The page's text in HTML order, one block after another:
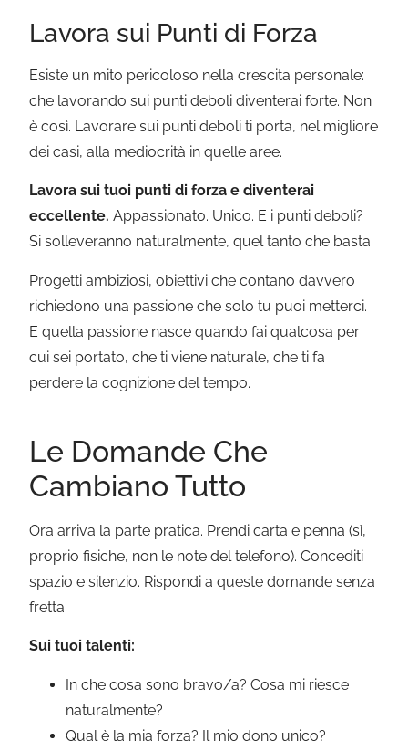
Lavora sui Punti di Forza
Esiste un mito pericoloso nella crescita personale:
che lavorando sui punti deboli diventerai forte. Non
è così. Lavorare sui punti deboli ti porta, nel migliore
dei casi, alla mediocrità in quelle aree.
Lavora sui tuoi punti di forza e diventerai
eccellente. Appassionato. Unico. E i punti deboli?
Si solleveranno naturalmente, quel tanto che basta.
Progetti ambiziosi, obiettivi che contano davvero
richiedono una passione che solo tu puoi metterci.
E quella passione nasce quando fai qualcosa per
cui sei portato, che ti viene naturale, che ti fa
perdere la cognizione del tempo.
Le Domande Che
Cambiano Tutto
Ora arriva la parte pratica. Prendi carta e penna (sì,
proprio fisiche, non le note del telefono). Concediti
spazio e silenzio. Rispondi a queste domande senza
fretta:
Sui tuoi talenti:
In che cosa sono bravo/a? Cosa mi riesce
naturalmente?
Qual è la mia forza? Il mio dono unico?